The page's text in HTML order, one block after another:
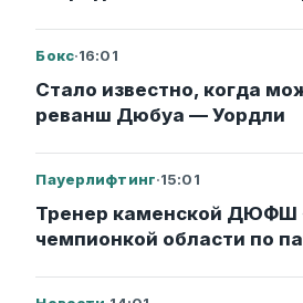
Бокс·16:01
Стало известно, когда
реванш Дюбуа — Уордли
Пауерлифтинг·15:01
Тренер каменской ДЮФШ
чемпионкой области по